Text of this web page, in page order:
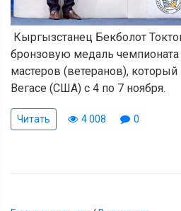
Кыргызстанец Бекболот
бронзовую медаль
мастеров (ветеранов),
Вегасе (США) с 4 по 7 ноября.
Читать 4 008 0